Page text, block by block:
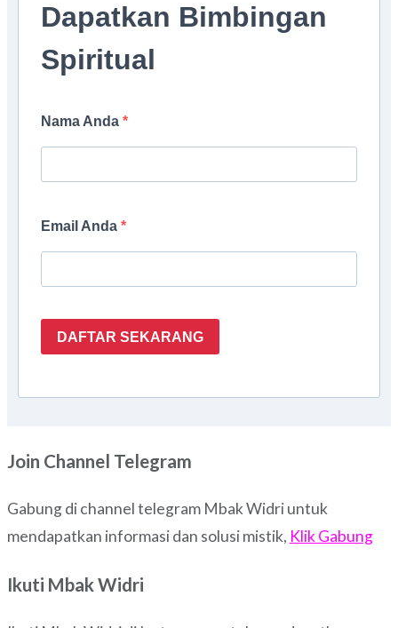
Dapatkan Bimbingan
Spiritual
Nama Anda
Email Anda
DAFTAR SEKARANG
Join Channel Telegram
Gabung di channel telegram Mbak Widri untuk
mendapatkan informasi dan solusi mistik, Klik Gabung
Ikuti Mbak Widri